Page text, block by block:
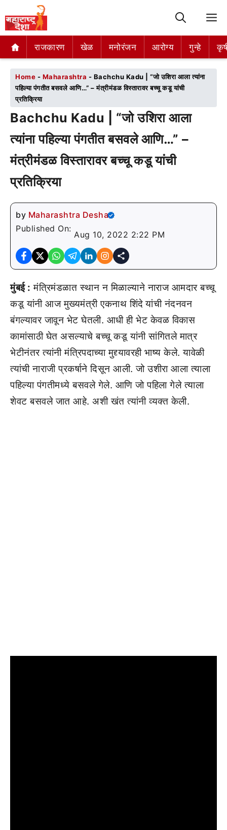
राजकारण खेळ मनोरंजन आरोग्य गुन्हे
राजकारण खेळ मनोरंजन आरोग्य गुन्हे
Home - Maharashtra - Bachchu Kadu | “जो उशिरा आला त्यांना
पहिल्या पंगतीत बसवले आणि…” – मंत्रीमंडळ विस्तारावर बच्चू कडू यांची
प्रतिक्रिया
Bachchu Kadu | “जो उशिरा आला
त्यांना पहिल्या पंगतीत बसवले आणि…” –
मंत्रीमंडळ विस्तारावर बच्चू कडू यांची
प्रतिक्रिया
by Maharashtra Desha
Published On:
Aug 10, 2022 2:22 PM
मुंबई : मंत्रिमंडळात स्थान न मिळाल्याने नाराज आमदार बच्चू
कडू यांनी आज मुख्यमंत्री एकनाथ शिंदे यांची नंदनवन
बंगल्यावर जावून भेट घेतली. आधी ही भेट केवळ विकास
कामांसाठी घेत असल्याचे बच्चू कडू यांनी सांगितले मात्र
भेटीनंतर त्यांनी मंत्रिपदाच्या मुद्द्यावरही भाष्य केले. यावेळी
त्यांची नाराजी प्रकर्षाने दिसून आली. जो उशीरा आला त्याला
पहिल्या पंगतीमध्ये बसवले गेले. आणि जो पहिला गेले त्याला
शेवट बसवले जात आहे. अशी खंत त्यांनी व्यक्त केली.